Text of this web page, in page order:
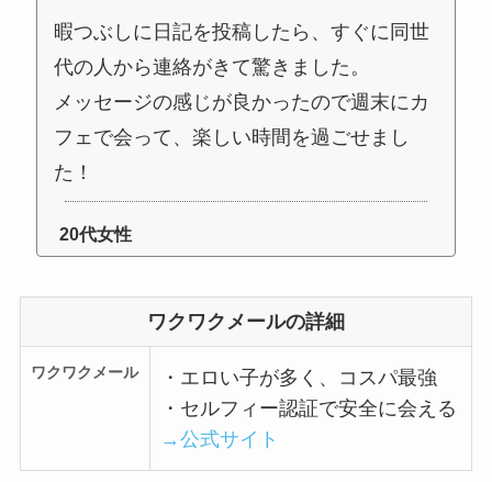
暇つぶしに日記を投稿したら、すぐに同世
代の人から連絡がきて驚きました。
メッセージの感じが良かったので週末にカ
フェで会って、楽しい時間を過ごせまし
た！
20代女性
ワクワクメールの詳細
ワクワクメール
・エロい子が多く、コスパ最強
・セルフィー認証で安全に会える
→公式サイト